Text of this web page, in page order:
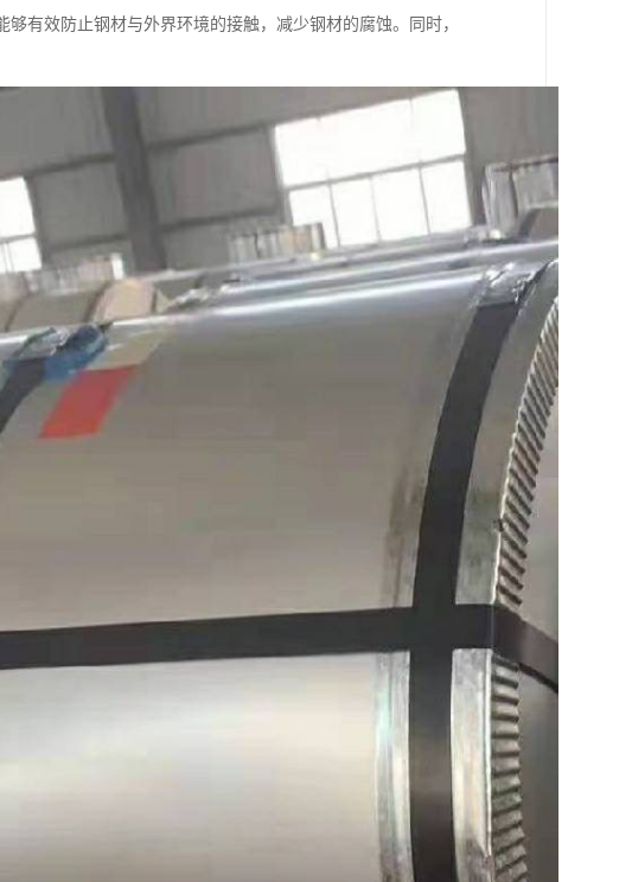
有效防止钢材与外界环境的接触，减少钢材的腐蚀。同时，